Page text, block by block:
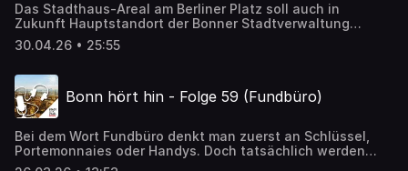
Stadt Bonn, Stefan Günther.
Das Stadthaus-Areal am Berliner Platz soll auch in
Zukunft Hauptstandort der Bonner Stadtverwaltung
bleiben. Nach dem Auszug der Verwaltung (bis Ende 2027)
soll der Gebäudekomplex kernsaniert sowie in Teilen
werden. Was soll genau gemacht werden und wie sieht
die Zukunft des Stadthaus-Areals aus? Darüber spricht
Stadtsprecherin Barbara Löcherbach mit dem
Rachid Jaghou, dem Architekten Simon Hubacher und der
Architektin Eva-Maria Pape.
30.04.26 • 25:55
Bonn hört hin - Folge 59 (Fundbüro)
Bei dem Wort Fundbüro denkt man zuerst an Schlüssel,
Portemonnaies oder Handys. Doch tatsächlich werden
dort auch ungewöhnliche Dinge abgegeben – darunter ein